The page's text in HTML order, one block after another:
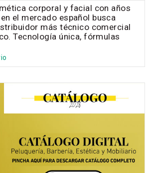
corporal y facial con años
el mercado español busca
más técnico comercial
Tecnología única, fórmulas